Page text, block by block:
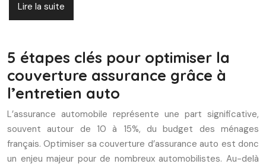
Lire la suite
5 étapes clés pour optimiser la
couverture assurance grâce à
l’entretien auto
L’assurance automobile représente une part significative,
souvent autour de 10 à 15%, du budget des ménages
français. Optimiser sa couverture d’assurance auto est donc
un enjeu majeur pour de nombreux automobilistes. Au-delà